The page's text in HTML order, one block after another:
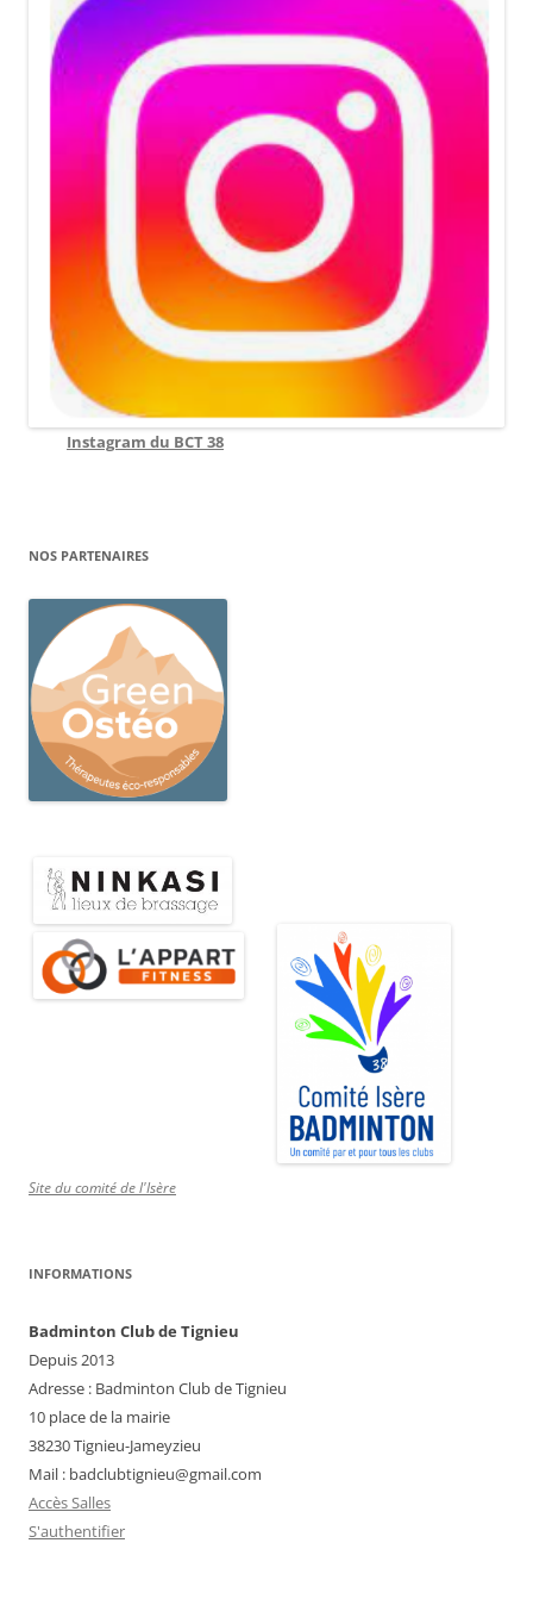
Instagram du BCT 38
NOS PARTENAIRES
Site du comité de l'Isère
INFORMATIONS
Badminton Club de Tignieu
Depuis 2013
Adresse : Badminton Club de Tignieu
10 place de la mairie
38230 Tignieu-Jameyzieu
Mail : badclubtignieu@gmail.com
Accès Salles
S'authentifier